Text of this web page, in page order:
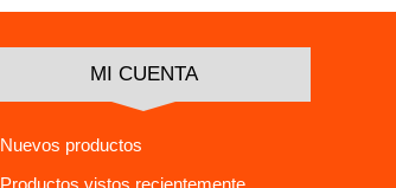
MI CUENTA
Nuevos productos
Productos vistos recientemente